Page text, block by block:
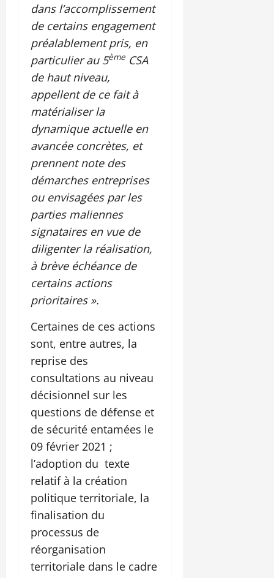
dans l’accomplissement
de certains engagement
préalablement pris, en
particulier au 5ème CSA
de haut niveau,
appellent de ce fait à
matérialiser la
dynamique actuelle en
avancée concrètes, et
prennent note des
démarches entreprises
ou envisagées par les
parties maliennes
signataires en vue de
diligenter la réalisation,
à brève échéance de
certains actions
prioritaires ».
Certaines de ces actions
sont, entre autres, la
reprise des
consultations au niveau
décisionnel sur les
questions de défense et
de sécurité entamées le
09 février 2021 ;
l’adoption du texte
relatif à la création
politique territoriale, la
finalisation du
processus de
réorganisation
territoriale dans le cadre